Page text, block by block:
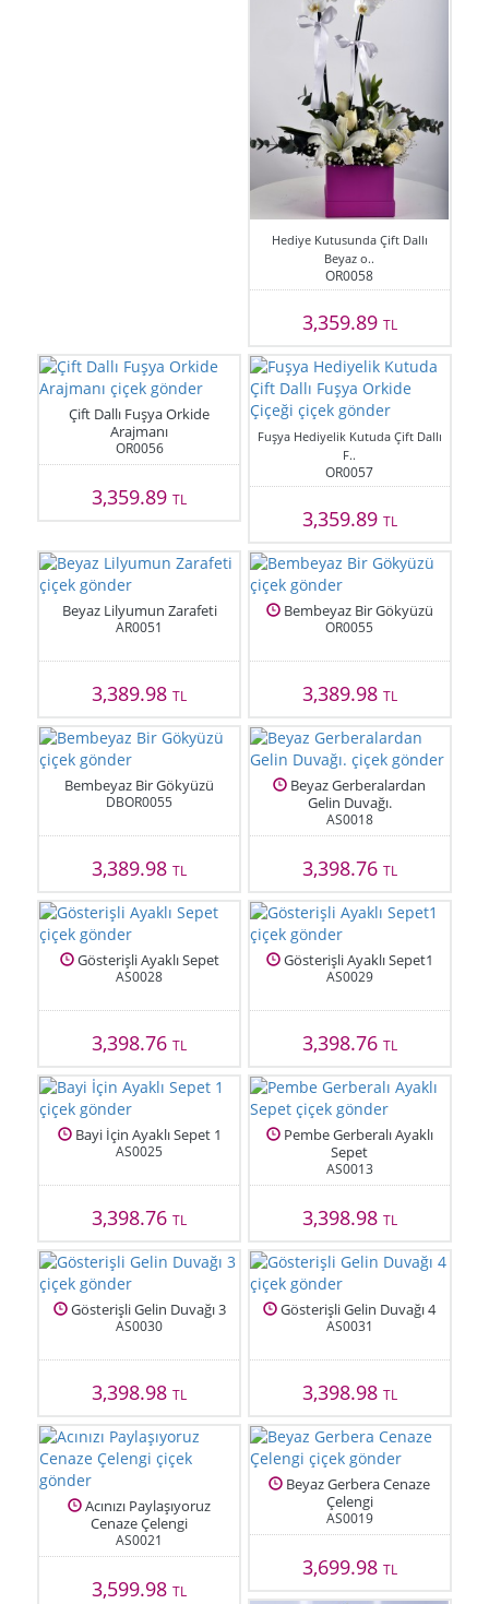
Hediye Kutusunda Çift Dallı
Beyaz o..
OR0058
3,359.89 TL
Çift Dallı Fuşya Orkide
Arajmanı
OR0056
3,359.89TL
Fuşya Hediyelik Kutuda Çift Dallı
F..
OR0057
3,359.89 TL
Beyaz Lilyumun Zarafeti
AR0051
3,389.98TL
Bembeyaz Bir Gökyüzü
OR0055
3,389.98 TL
Bembeyaz Bir Gökyüzü
DBOR0055
3,389.98TL
Beyaz Gerberalardan
Gelin Duvağı.
AS0018
3,398.76 TL
Gösterişli Ayaklı Sepet
AS0028
3,398.76TL
Gösterişli Ayaklı Sepet1
AS0029
3,398.76 TL
Bayi İçin Ayaklı Sepet 1
AS0025
3,398.76TL
Pembe Gerberalı Ayaklı
Sepet
AS0013
3,398.98 TL
Gösterişli Gelin Duvağı 3
AS0030
3,398.98TL
Gösterişli Gelin Duvağı 4
AS0031
3,398.98 TL
Acınızı Paylaşıyoruz
Cenaze Çelengi
AS0021
3,599.98TL
Beyaz Gerbera Cenaze
Çelengi
AS0019
3,699.98 TL